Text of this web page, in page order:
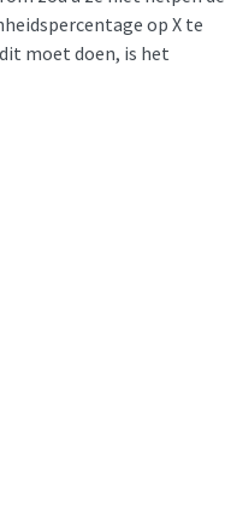
op X te
moet doen, is het